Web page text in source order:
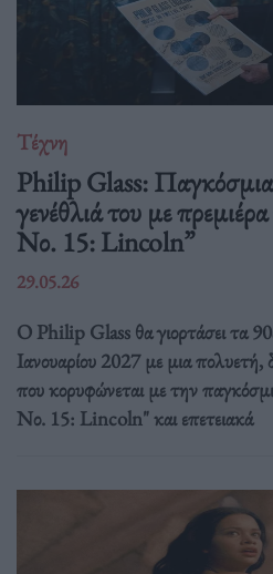
Τέχνη
Philip Glass: Παγκόσμια
γενέθλιά του με
Νο. 15: Lincoln”
29.05.26
Ο Philip Glass θα γιορτάσει τα
Ιανουαρίου 2027 με μια πολυετή,
που κορυφώνεται με την
Νο. 15: Lincoln" και επετειακά